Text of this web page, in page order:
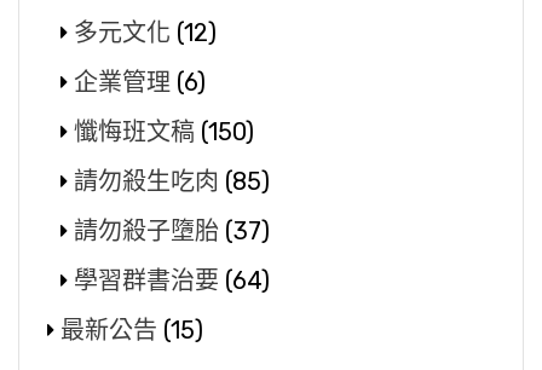
多元文化 (12)
企業管理 (6)
懺悔班文稿 (150)
請勿殺生吃肉 (85)
請勿殺子墮胎 (37)
學習群書治要 (64)
最新公告 (15)